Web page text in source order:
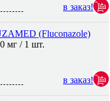
в заказ!
(Fluconazole)
мг / 1 шт.
в заказ!